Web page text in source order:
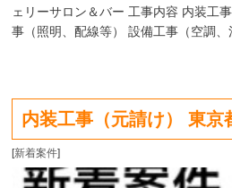
ェリーサロン＆バー 工事内容 内装工
事（照明、配線等） 設備工事（空調
内装工事（元請け） 東京
[新着案件]